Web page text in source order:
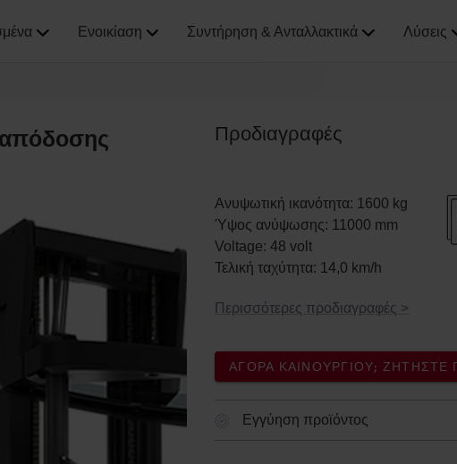
Ενοικίαση Συντήρηση & Ανταλλακτικά Λύσεις
Προδιαγραφές
Ανυψωτική ικανότητα: 1600 kg
Ύψος ανύψωσης: 11000 mm
Voltage: 48 volt
Τελική ταχύτητα: 14,0 km/h
Περισσότερες προδιαγραφές >
ΑΓΟΡΆ ΚΑΙΝΟΎΡΓΙΟΥ;
Εγγύηση προϊόντος